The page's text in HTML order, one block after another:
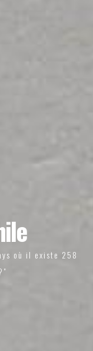
où il existe 258